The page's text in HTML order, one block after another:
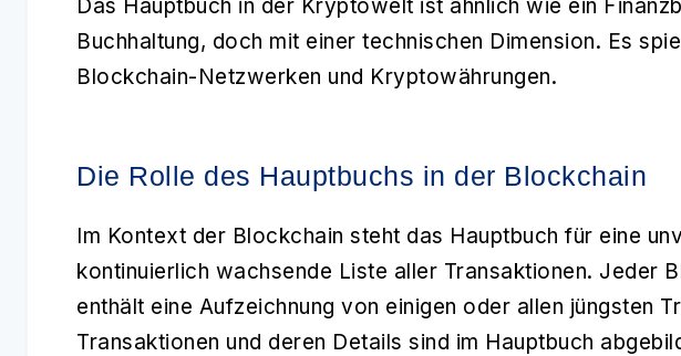
Das Hauptbuch in der Kryptowelt ist ähnlich wie ein
Buchhaltung, doch mit einer technischen Dimension. Es
Blockchain-Netzwerken und Kryptowährungen.
Die Rolle des Hauptbuchs in der Blockchain
Im Kontext der Blockchain steht das Hauptbuch für eine
kontinuierlich wachsende Liste aller Transaktionen. Jeder
enthält eine Aufzeichnung von einigen oder allen jüngsten
Transaktionen und deren Details sind im Hauptbuch